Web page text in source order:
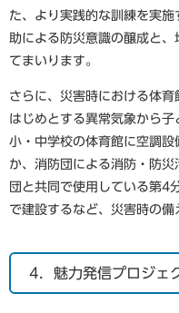
た、より実践的な訓練を実
助による防災意識の醸成と
てまいります。
さらに、災害時における体
はじめとする異常気象から
小・中学校の体育館に空調
か、消防団による消防・防
団と共同で使用している第4
で建設するなど、災害時の備
4．魅力発信プロジェ